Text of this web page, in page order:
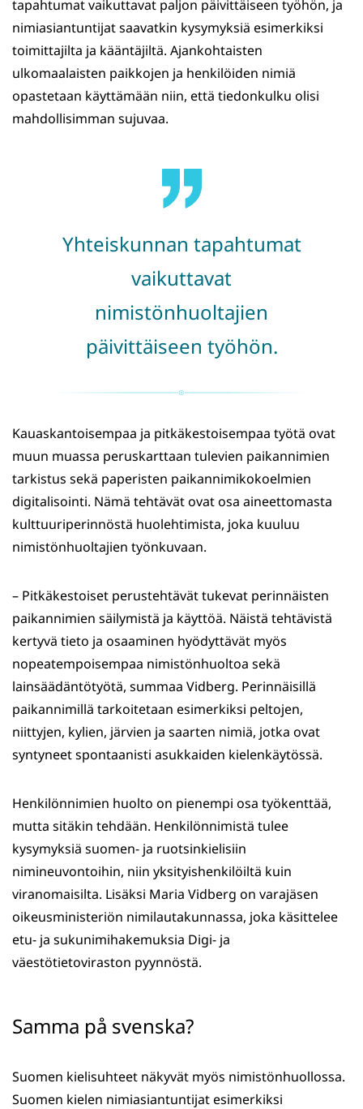
tapahtumat vaikuttavat paljon päivittäiseen työhön, ja
nimiasiantuntijat saavatkin kysymyksiä esimerkiksi
toimittajilta ja kääntäjiltä. Ajankohtaisten
ulkomaalaisten paikkojen ja henkilöiden nimiä
opastetaan käyttämään niin, että tiedonkulku olisi
mahdollisimman sujuvaa.
Yhteiskunnan tapahtumat
vaikuttavat
nimistönhuoltajien
päivittäiseen työhön.
Kauaskantoisempaa ja pitkäkestoisempaa työtä ovat
muun muassa peruskarttaan tulevien paikannimien
tarkistus sekä paperisten paikannimikokoelmien
digitalisointi. Nämä tehtävät ovat osa aineettomasta
kulttuuriperinnöstä huolehtimista, joka kuuluu
nimistönhuoltajien työnkuvaan.
– Pitkäkestoiset perustehtävät tukevat perinnäisten
paikannimien säilymistä ja käyttöä. Näistä tehtävistä
kertyvä tieto ja osaaminen hyödyttävät myös
nopeatempoisempaa nimistönhuoltoa sekä
lainsäädäntötyötä, summaa Vidberg. Perinnäisillä
paikannimillä tarkoitetaan esimerkiksi peltojen,
niittyjen, kylien, järvien ja saarten nimiä, jotka ovat
syntyneet spontaanisti asukkaiden kielenkäytössä.
Henkilönnimien huolto on pienempi osa työkenttää,
mutta sitäkin tehdään. Henkilönnimistä tulee
kysymyksiä suomen- ja ruotsinkielisiin
nimineuvontoihin, niin yksityishenkilöiltä kuin
viranomaisilta. Lisäksi Maria Vidberg on varajäsen
oikeusministeriön nimilautakunnassa, joka käsittelee
etu- ja sukunimihakemuksia Digi- ja
väestötietoviraston pyynnöstä.
Samma på svenska?
Suomen kielisuhteet näkyvät myös nimistönhuollossa.
Suomen kielen nimiasiantuntijat esimerkiksi